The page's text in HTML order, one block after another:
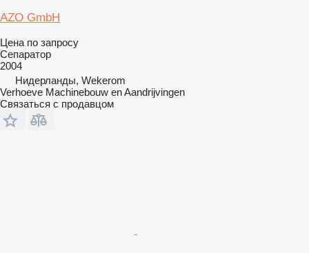
AZO GmbH
Цена по запросу
Сепаратор
2004
Нидерланды, Wekerom
Verhoeve Machinebouw en Aandrijvingen
Связаться с продавцом